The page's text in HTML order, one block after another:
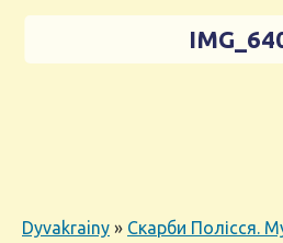
Dyvakrainy » Скарби Полісся.